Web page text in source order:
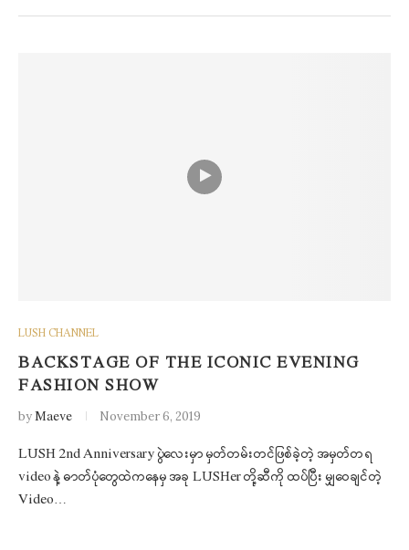
LUSH CHANNEL
BACKSTAGE OF THE ICONIC EVENING
FASHION SHOW
byMaeve November 6, 2019
LUSH 2nd Anniversary ပွဲလေးမှာ မှတ်တမ်းတင်ဖြစ်ခဲ့တဲ့ အမှတ်တရ
video နဲ့ ဓာတ်ပုံတွေထဲကနေမှ အခု LUSHer တို့ဆီကို ထပ်ပြီး မျှဝေချင်တဲ့
Video…